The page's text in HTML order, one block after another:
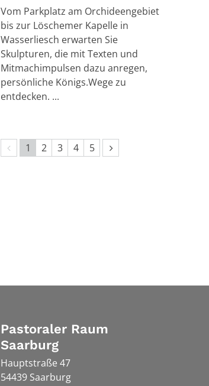
Vom Parkplatz am Orchideengebiet
bis zur Löschemer Kapelle in
Wasserliesch erwarten Sie
Skulpturen, die mit Texten und
Mitmachimpulsen dazu anregen,
persönliche Königs.Wege zu
entdecken. ...
Vorherige Seite
1 2 3 4 5 Nächste Seite
Pastoraler Raum
Saarburg
Hauptstraße 47
54439 Saarburg